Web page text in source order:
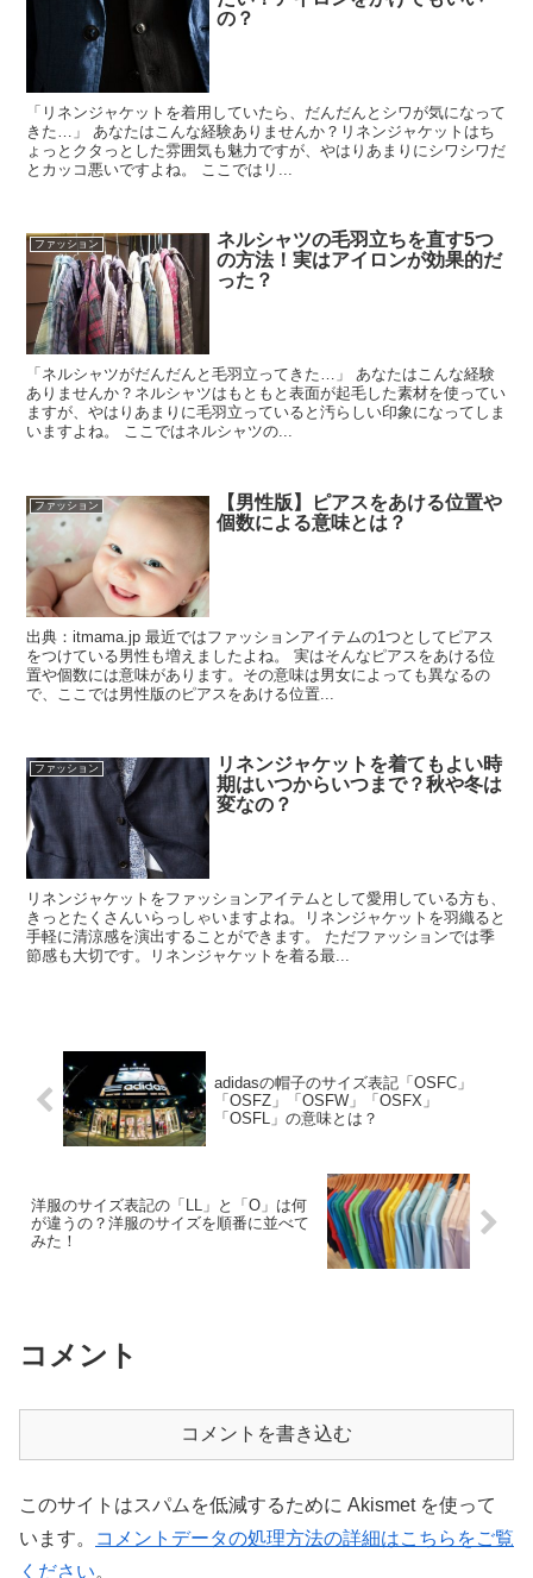
の？
「リネンジャケットを着用していたら、だんだんとシワが気になって
きた…」 あなたはこんな経験ありませんか？リネンジャケットはち
ょっとクタっとした雰囲気も魅力ですが、やはりあまりにシワシワだ
とカッコ悪いですよね。 ここではリ...
ファッション
ネルシャツの毛羽立ちを直す5つ
の方法！実はアイロンが効果的だ
った？
「ネルシャツがだんだんと毛羽立ってきた…」 あなたはこんな経験
ありませんか？ネルシャツはもともと表面が起毛した素材を使ってい
ますが、やはりあまりに毛羽立っていると汚らしい印象になってしま
いますよね。 ここではネルシャツの...
ファッション
【男性版】ピアスをあける位置や
個数による意味とは？
出典：itmama.jp 最近ではファッションアイテムの1つとしてピアス
をつけている男性も増えましたよね。 実はそんなピアスをあける位
置や個数には意味があります。その意味は男女によっても異なるの
で、ここでは男性版のピアスをあける位置...
ファッション
リネンジャケットを着てもよい時
期はいつからいつまで？秋や冬は
変なの？
リネンジャケットをファッションアイテムとして愛用している方も、
きっとたくさんいらっしゃいますよね。リネンジャケットを羽織ると
手軽に清涼感を演出することができます。 ただファッションでは季
節感も大切です。リネンジャケットを着る最...
adidasの帽子のサイズ表記「OSFC」
「OSFZ」「OSFW」「OSFX」
「OSFL」の意味とは？
洋服のサイズ表記の「LL」と「O」は何
が違うの？洋服のサイズを順番に並べて
みた！
コメント
コメントを書き込む
このサイトはスパムを低減するために Akismet を使って
います。
コメントデータの処理方法の詳細はこちらをご覧
ください。